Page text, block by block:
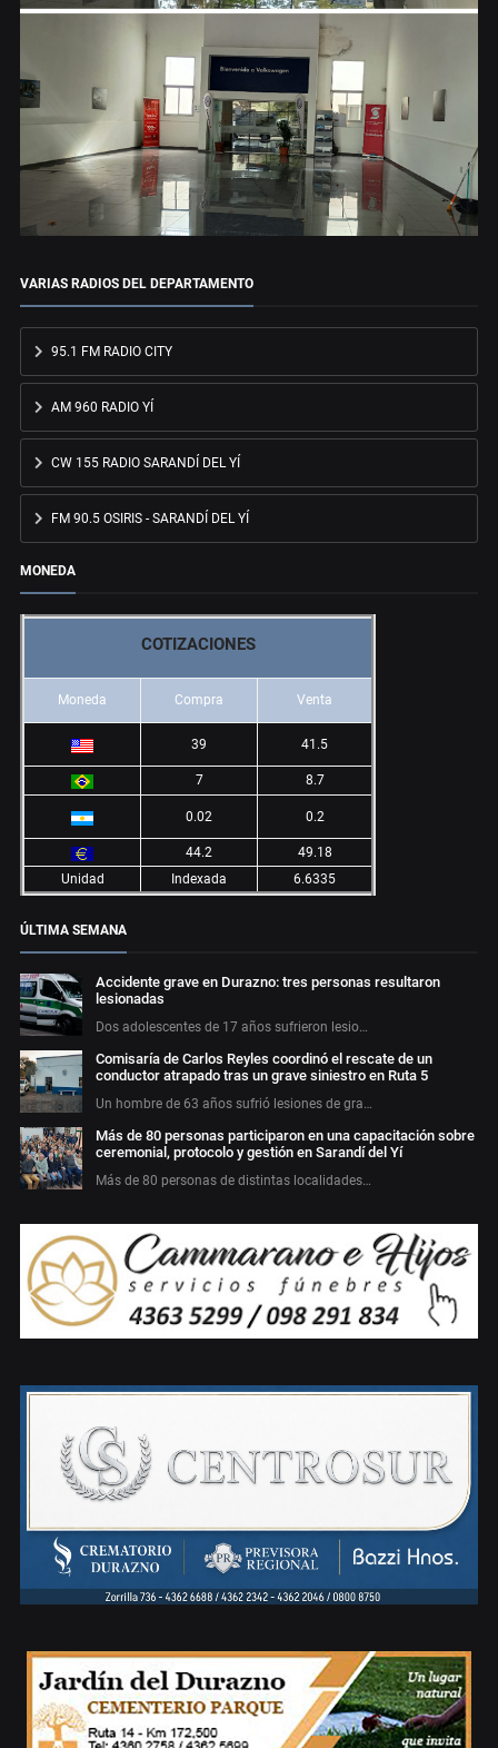
VARIAS RADIOS DEL DEPARTAMENTO
95.1 FM RADIO CITY
AM 960 RADIO YÍ
CW 155 RADIO SARANDÍ DEL YÍ
FM 90.5 OSIRIS - SARANDÍ DEL YÍ
MONEDA
COTIZACIONES
Moneda Compra Venta
39 41.5
7 8.7
0.02 0.2
44.2
49.18
Unidad
Indexada 6.6335
ÚLTIMA SEMANA
Accidente grave en Durazno: tres personas resultaron
lesionadas
Dos adolescentes de 17 años sufrieron lesio…
Comisaría de Carlos Reyles coordinó el rescate de un
conductor atrapado tras un grave siniestro en Ruta 5
Un hombre de 63 años sufrió lesiones de gra…
Más de 80 personas participaron en una capacitación sobre
ceremonial, protocolo y gestión en Sarandí del Yí
Más de 80 personas de distintas localidades…